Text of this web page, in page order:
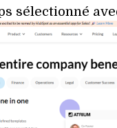
sélectionné